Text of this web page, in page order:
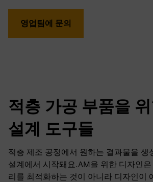
영업팀에 문의
적층 가공 부품을
설계 도구들
적층 제조 공정에서 원하는 결과물을 생
설계에서 시작돼요.AM을 위한 디자인
리를 최적화하는 것이 아니라 디자인이